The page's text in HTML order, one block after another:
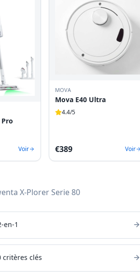
Voir
MOVA
Mova E40 Ultra
4.4/5
€389 Voir
X-Plorer Serie 80
en-1
critères clés